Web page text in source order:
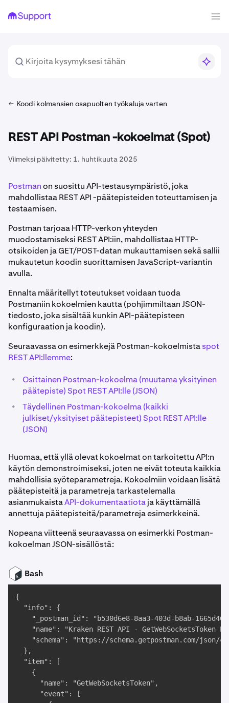
Koodi kolmansien osapuolten työkaluja varten
REST API Postman -kokoelmat (Spot)
Viimeksi päivitetty: 1. huhtikuuta 2025
Postmanon suosittu API-testausympäristö, joka
mahdollistaa REST API -päätepisteiden toteuttamisen ja
testaamisen.
Postman tarjoaa HTTP-verkon yhteyden
muodostamiseksi REST API:iin, mahdollistaa HTTP-
otsikoiden ja GET/POST-datan mukauttamisen sekä sallii
mukautetun koodin suorittamisen JavaScript-variantin
avulla.
Ennalta määritellyt toteutukset voidaan tuoda
Postmaniin kokoelmien kautta (pohjimmiltaan JSON-
tiedosto, joka sisältää kunkin API-päätepisteen
konfiguraation ja koodin).
Seuraavassa on esimerkkejä Postman-kokoelmistaspot
REST API:llemme:
•
Osittainen Postman-kokoelma (muutama yksityinen
päätepiste) Spot REST API:lle (JSON)
•
Täydellinen Postman-kokoelma (kaikki
julkiset/yksityiset päätepisteet) Spot REST API:lle
(JSON)
Huomaa, että yllä olevat kokoelmat on tarkoitettu API:n
käytön demonstroimiseksi, joten ne eivät toteuta kaikkia
mahdollisia syöteparametreja. Kokoelmiin voidaan lisätä
päätepisteitä ja parametreja tarkastelemalla
asianmukaistaAPI-dokumentaatiotaja käyttämällä
annettuja päätepisteitä/parametreja esimerkkeinä.
Nopeana viitteenä seuraavassa on esimerkki Postman-
kokoelman JSON-sisällöstä:
Bash
{
  "info": {
"_postman_id": "b530d6e8-8aa3-403d-b8ab-
"name": "Kraken REST API - GetWebSocketsToken
"schema": "https://schema.getpostman.com/json/
  },
  "item": [
    {
      "name": "GetWebSocketsToken",
      "event": [